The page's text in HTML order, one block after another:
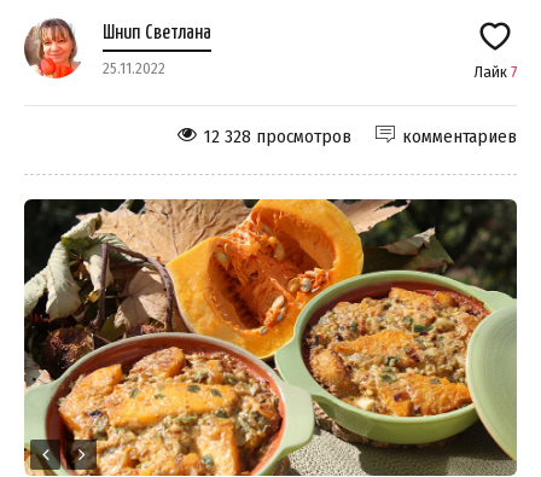
Шнип Светлана
25.11.2022 Лайк 7
комментариев
12 328 просмотров